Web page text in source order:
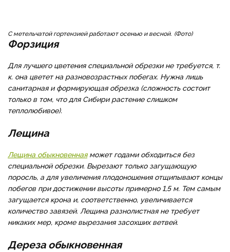
С метельчатой гортензией работают осенью и весной. Фото
Форзиция
Для лучшего цветения специальной обрезки не требуется, т.
к. она цветет на разновозрастных побегах. Нужна лишь
санитарная и формирующая обрезка (сложность состоит
только в том, что для Сибири растение слишком
теплолюбивое).
Лещина
Лещина обыкновеннаяможет годами обходиться без
специальной обрезки. Вырезают только загущающую
поросль, а для увеличения плодоношения отщипывают концы
побегов при достижении высоты примерно 1,5 м. Тем самым
загущается крона и, соответственно, увеличивается
количество завязей. Лещина разнолистная не требует
никаких мер, кроме вырезания засохших ветвей.
Дереза обыкновенная